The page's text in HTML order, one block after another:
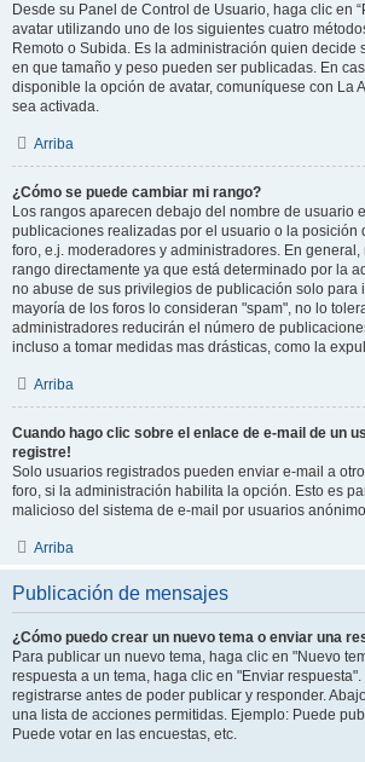
Desde su Panel de Control de Usuario, haga clic en
avatar utilizando uno de los siguientes cuatro
Remoto o Subida. Es la administración quien decide
en que tamaño y peso pueden ser publicadas. En
disponible la opción de avatar, comuníquese con La
sea activada.
Arriba
¿Cómo se puede cambiar mi rango?
Los rangos aparecen debajo del nombre de usuario
publicaciones realizadas por el usuario o la posición
foro, e.j. moderadores y administradores. En
rango directamente ya que está determinado por la
no abuse de sus privilegios de publicación solo para
mayoría de los foros lo consideran "spam", no lo
administradores reducirán el número de
incluso a tomar medidas mas drásticas, como la
Arriba
Cuando hago clic sobre el enlace de e-mail de un
registre!
Solo usuarios registrados pueden enviar e-mail a
foro, si la administración habilita la opción. Esto es
malicioso del sistema de e-mail por usuarios
Arriba
Publicación de mensajes
¿Cómo puedo crear un nuevo tema o enviar una
Para publicar un nuevo tema, haga clic en "Nuevo
respuesta a un tema, haga clic en "Enviar
registrarse antes de poder publicar y responder.
una lista de acciones permitidas. Ejemplo: Puede
Puede votar en las encuestas, etc.